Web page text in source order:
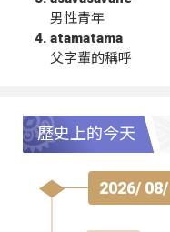
男性青年
atamatama
父字輩的稱呼
歷史上的今天
2026/